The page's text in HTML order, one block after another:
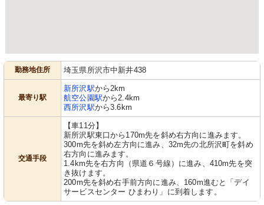
勤務地住所 埼玉県所沢市中新井438
最寄り駅
新所沢駅から2km
航空公園駅から2.4km
西所沢駅から3.6km
交通手段
【車11分】
新所沢駅東口から170m先を斜め右方向に進みます。
300m先を斜め左方向に進み、32m先の北所沢町を斜め
右方向に進みます。
1.4km先を右方向（県道６号線）に進み、410m先を突
き抜けます。
200m先を斜め右手前方向に進み、160m進むと「デイ
サービスセンター ひまわり」に到着します。